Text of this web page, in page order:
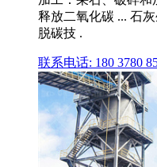
释放二氧化碳 ... 石
脱碳技 .
联系电话: 180 3780